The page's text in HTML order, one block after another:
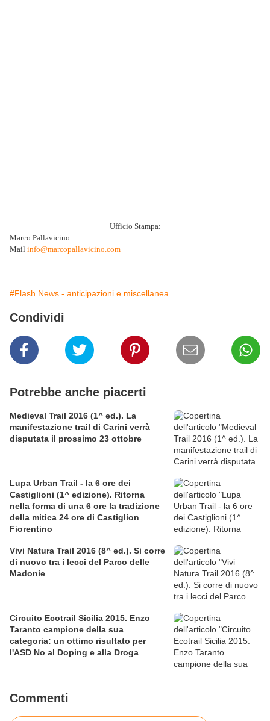
Ufficio Stampa:
Marco Pallavicino
Mail info@marcopallavicino.com
#Flash News - anticipazioni e miscellanea
Condividi
Potrebbe anche piacerti
Medieval Trail 2016 (1^ ed.). La
manifestazione trail di Carini verrà
disputata il prossimo 23 ottobre
Lupa Urban Trail - la 6 ore dei
Castiglioni (1^ edizione). Ritorna
nella forma di una 6 ore la tradizione
della mitica 24 ore di Castiglion
Fiorentino
Vivi Natura Trail 2016 (8^ ed.). Si corre
di nuovo tra i lecci del Parco delle
Madonie
Circuito Ecotrail Sicilia 2015. Enzo
Taranto campione della sua
categoria: un ottimo risultato per
l'ASD No al Doping e alla Droga
Commenti